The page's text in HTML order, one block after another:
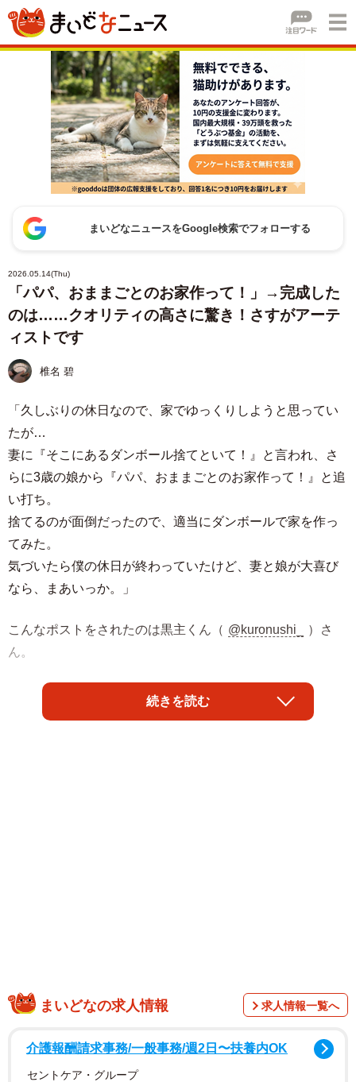
まいどなニュースをGoogle検索でフォローする
2026.05.14(Thu)
「パパ、おままごとのお家作って！」→完成した
のは……クオリティの高さに驚き！さすがアーテ
ィストです
椎名 碧
「久しぶりの休日なので、家でゆっくりしようと思ってい
たが…
妻に『そこにあるダンボール捨てといて！』と言われ、さ
らに3歳の娘から『パパ、おままごとのお家作って！』と追
い打ち。
捨てるのが面倒だったので、適当にダンボールで家を作っ
てみた。
気づいたら僕の休日が終わっていたけど、妻と娘が大喜び
なら、まあいっか。」
こんなポストをされたのは黒主くん（ @kuronushi_
）さ
ん。
ダンボールとは思えないほど本格的に作られた“おままごと
用のお家”の写真が投稿され、窓や入口もしっかり作り込ま
続きを読む
まいどなの求人情報 求人情報一覧へ
介護報酬請求事務/一般事務/週2日〜扶養内OK
セントケア・グループ